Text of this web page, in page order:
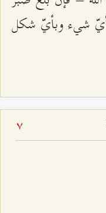
شيء وبأيّ شكل
7